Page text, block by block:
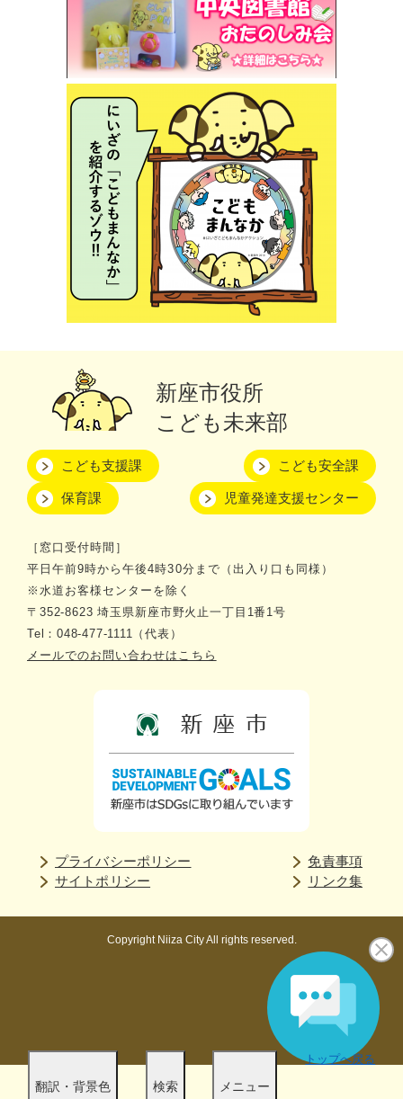
翻訳・背景色 検索 メニュー
トップへ戻る
新座市役所
こども未来部
こども支援課
保育課
こども安全課
児童発達支援センター
［窓口受付時間］
平日午前9時から午後4時30分まで（出入り口も同様）
※水道お客様センターを除く
〒352-8623 埼玉県新座市野火止一丁目1番1号
Tel：048-477-1111（代表）
メールでのお問い合わせはこちら
プライバシーポリシー
免責事項
サイトポリシー
リンク集
Copyright Niiza City All rights reserved.